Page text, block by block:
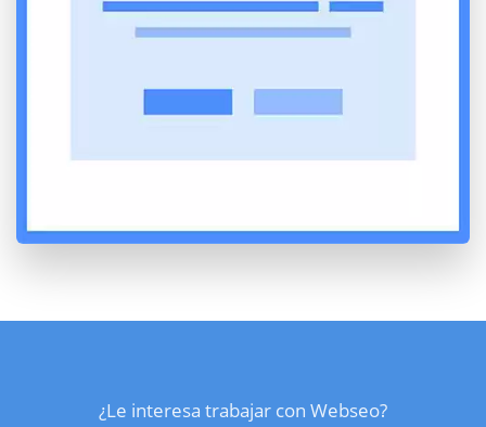
¿Le interesa trabajar con Webseo?